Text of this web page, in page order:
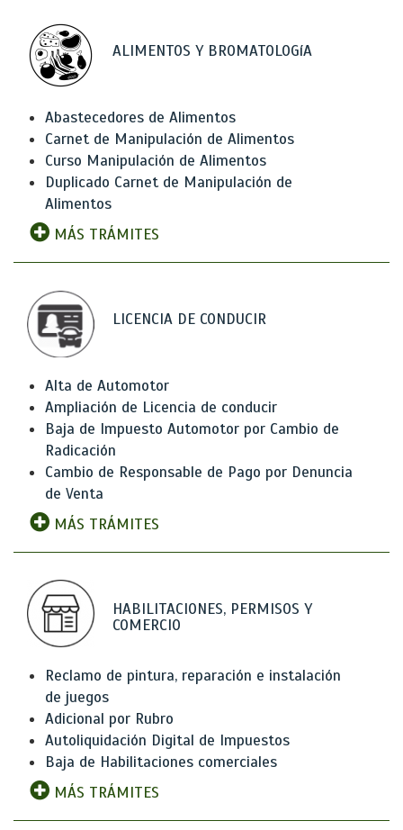
ALIMENTOS Y BROMATOLOGíA
Abastecedores de Alimentos
Carnet de Manipulación de Alimentos
Curso Manipulación de Alimentos
Duplicado Carnet de Manipulación de
Alimentos
MÁS TRÁMITES
LICENCIA DE CONDUCIR
Alta de Automotor
Ampliación de Licencia de conducir
Baja de Impuesto Automotor por Cambio de
Radicación
Cambio de Responsable de Pago por Denuncia
de Venta
MÁS TRÁMITES
HABILITACIONES, PERMISOS Y
COMERCIO
Reclamo de pintura, reparación e instalación
de juegos
Adicional por Rubro
Autoliquidación Digital de Impuestos
Baja de Habilitaciones comerciales
MÁS TRÁMITES